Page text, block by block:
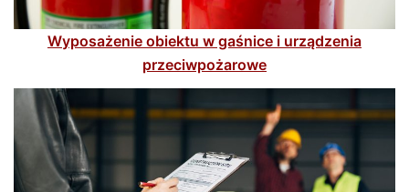
Wyposażenie obiektu w gaśnice i urządzenia
przeciwpożarowe